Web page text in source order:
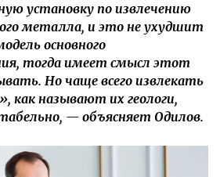
установку по извлечению
металла, и это не ухудшит
основного
тогда имеет смысл этот
Но чаще всего извлекать
как называют их геологи,
— объясняет Одилов.